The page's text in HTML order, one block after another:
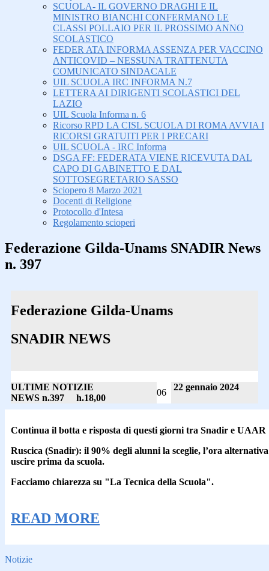
SCUOLA- IL GOVERNO DRAGHI E IL
MINISTRO BIANCHI CONFERMANO LE
CLASSI POLLAIO PER IL PROSSIMO ANNO
SCOLASTICO
FEDER ATA INFORMA ASSENZA PER VACCINO
ANTICOVID – NESSUNA TRATTENUTA
COMUNICATO SINDACALE
UIL SCUOLA IRC INFORMA N.7
LETTERA AI DIRIGENTI SCOLASTICI DEL
LAZIO
UIL Scuola Informa n. 6
Ricorso RPD LA CISL SCUOLA DI ROMA AVVIA I
RICORSI GRATUITI PER I PRECARI
UIL SCUOLA - IRC Informa
DSGA FF: FEDERATA VIENE RICEVUTA DAL
CAPO DI GABINETTO E DAL
SOTTOSEGRETARIO SASSO
Sciopero 8 Marzo 2021
Docenti di Religione
Protocollo d'Intesa
Regolamento scioperi
Federazione Gilda-Unams SNADIR News
n. 397
Federazione Gilda-Unams
SNADIR NEWS
ULTIME NOTIZIE
NEWS n.397 h.18,00
06
22 gennaio 2024
Continua il botta e risposta di questi giorni tra Snadir e UAAR
Ruscica (Snadir): il 90% degli alunni la sceglie, l’ora
uscire prima da scuola.
Facciamo chiarezza su "La Tecnica della Scuola".
READ MORE
Notizie